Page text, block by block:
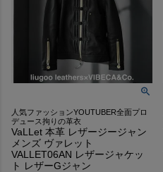
人気ファッションYOUTUBER全面プロ
デュース拘りの革衣
VaLLet 本革 レザージージャン
メンズ ヴァレット
VALLET06AN レザージャケッ
ト レザーGジャン